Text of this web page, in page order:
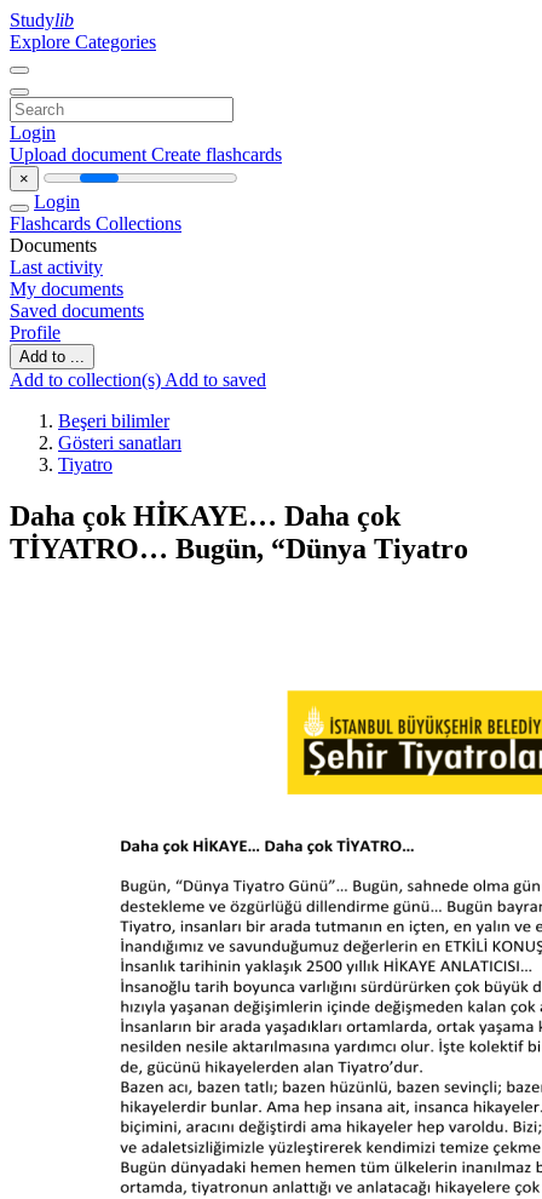
Studylib
Explore Categories
Login
Upload document Create flashcards
×
Login
Flashcards Collections
Documents
Last activity
My documents
Saved documents
Profile
Add to ...
Add to collection(s) Add to saved
Beşeri bilimler
Gösteri sanatları
Tiyatro
Daha çok HİKAYE… Daha çok
TİYATRO… Bugün, “Dünya Tiyatro